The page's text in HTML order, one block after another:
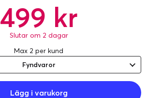
499 kr
Slutar om 2 dagar
Max 2 per kund
Fyndvaror
Lägg i varukorg